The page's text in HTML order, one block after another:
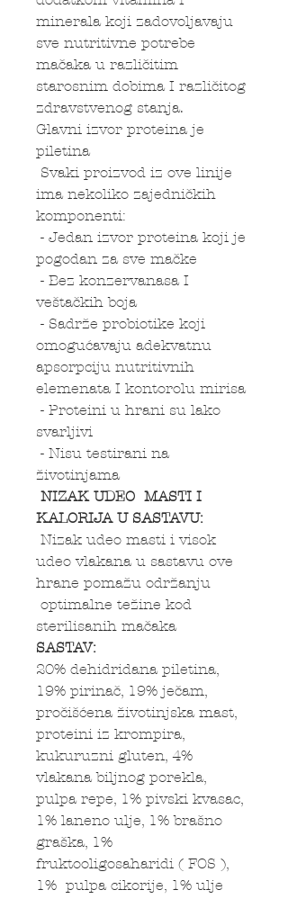
minerala koji zadovoljavaju
sve nutritivne potrebe
mačaka u različitim
starosnim dobima I različitog
zdravstvenog stanja.
Glavni izvor proteina je
piletina
Svaki proizvod iz ove linije
ima nekoliko zajedničkih
komponenti:
- Jedan izvor proteina koji je
pogodan za sve mačke
- Bez konzervanasa I
veštačkih boja
- Sadrže probiotike koji
omogućavaju adekvatnu
apsorpciju nutritivnih
elemenata I kontorolu mirisa
- Proteini u hrani su lako
svarljivi
- Nisu testirani na
životinjama
NIZAK UDEO MASTI I
KALORIJA U SASTAVU:
Nizak udeo masti i visok
udeo vlakana u sastavu ove
hrane pomažu održanju
optimalne težine kod
sterilisanih mačaka
SASTAV:
20% dehidridana piletina,
19% pirinač, 19% ječam,
pročišćena životinjska mast,
proteini iz krompira,
kukuruzni gluten, 4%
vlakana biljnog porekla,
pulpa repe, 1% pivski kvasac,
1% laneno ulje, 1% brašno
graška, 1%
fruktooligosaharidi ( FOS ),
1% pulpa cikorije, 1% ulje